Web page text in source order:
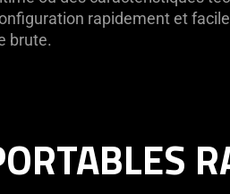
rapidement et
brute.